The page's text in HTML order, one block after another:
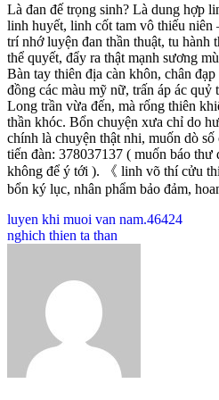
Là đan đế trọng sinh? Là dung hợp linh hồn? Bị đánh cắp linh căn,
linh huyết, linh cốt tam vô thiếu
trí nhớ luyện đan thần thuật, tu hành
thể quyết, đẩy ra thật mạnh sương
Bàn tay thiên địa càn khôn, chân
đồng các màu mỹ nữ, trấn áp ác quỷ
Long trần vừa đến, mà rống thiên
thần khóc. Bổn chuyện xưa chỉ do
chính là chuyện thật nhi, muốn dò
tiến đàn: 378037137 ( muốn báo
không để ý tới ). 《 linh võ thí cửu
bổn ký lục, nhân phẩm bảo đảm,
Post
navigation
luyen khi muoi van nam.46424
nghich thien ta than